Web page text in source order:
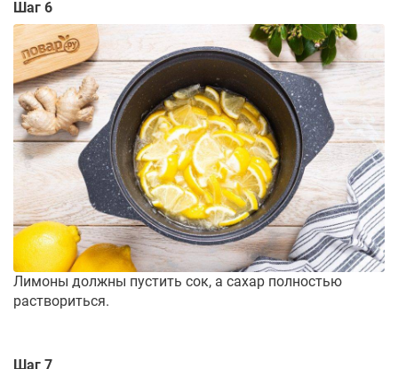
Шаг 6
Лимоны должны пустить сок, а сахар полностью
раствориться.
Шаг 7